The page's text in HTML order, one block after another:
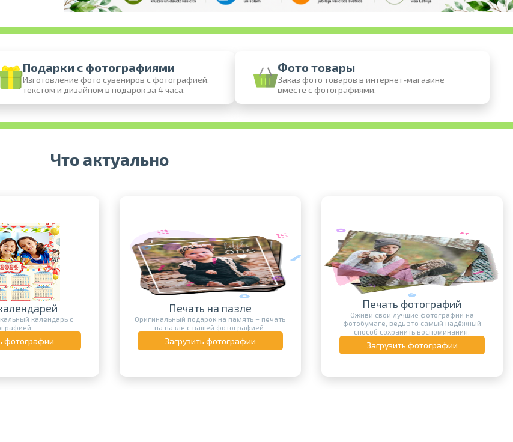
Печать в течение 1 часа в Риге – закажите онлайн
форматы и виды бумаги для ваших фотографий
Доставка по всей Латвии или самовывоз
Подарки с фотографиями
Изготовление фото сувениров с фотографией,
текстом и дизайном в подарок за 4 часа.
Фото товары
Заказ фото товаров в интернет-магазине
вместе с фотографиями.
Что актуально
на пазле
на память – печать
с вашей фотографией.
фотографии
Печать фотографий
Оживи свои лучшие фотографии на
фотобумаге, ведь это самый надёжный
способ сохранить воспоминания.
Загрузить фотографии
Печать на майке
Создайте свою уникальную футболку с
печатью – с текстом, изображением,
логотипом или фотографией.
Загрузить фотографии